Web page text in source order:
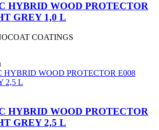
HYBRID WOOD PROTECTOR
GREY 1,0 L
COATINGS
HYBRID WOOD PROTECTOR
GREY 2,5 L